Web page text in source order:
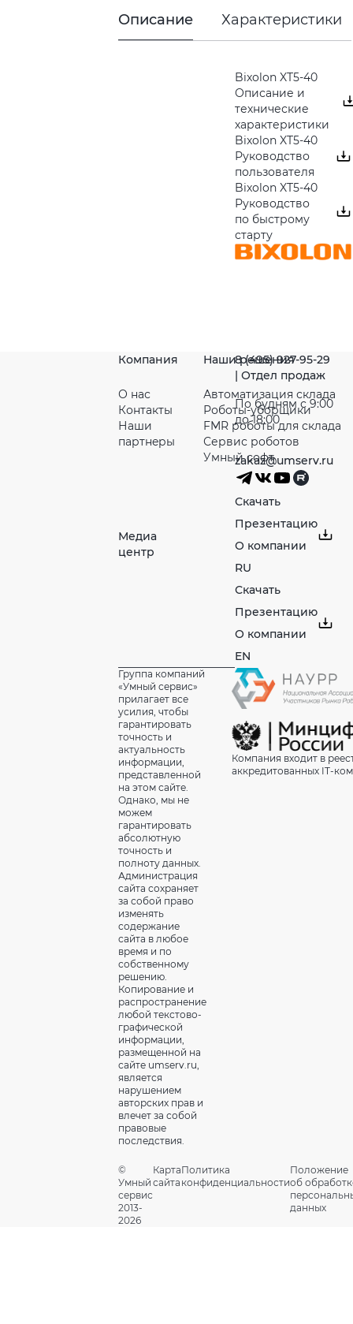
Описание Характеристики
Bixolon XT5-40
Описание и
технические
характеристики
Bixolon XT5-40
Руководство
пользователя
Bixolon XT5-40
Руководство
по быстрому
старту
Компания
О нас
Контакты
Наши
партнeры
Медиа
центр
Наши решения
Автоматизация склада
Роботы-уборщики
FMR роботы для склада
Сервис роботов
Умный софт
8 (495) 927-95-29
| Отдел продаж
По будням с 9:00
до 18:00
zakaz@umserv.ru
Скачать
Презентацию
О компании
RU
Скачать
Презентацию
О компании
EN
Группа компаний
«Умный сервис»
прилагает все
усилия, чтобы
гарантировать
точность и
актуальность
информации,
представленной
на этом сайте.
Однако, мы не
можем
гарантировать
абсолютную
точность и
полноту данных.
Администрация
сайта сохраняет
за собой право
изменять
содержание
сайта в любое
время и по
собственному
решению.
Копирование и
распространение
любой текстово-
графической
информации,
размещенной на
сайте umserv.ru,
является
нарушением
авторских прав и
влечет за собой
правовые
последствия.
Компания входит в
аккредитованных IT-
©
Умный
сервис
2013-
2026
Карта
сайта
Политика
конфиденциальности
Положение
об
данных